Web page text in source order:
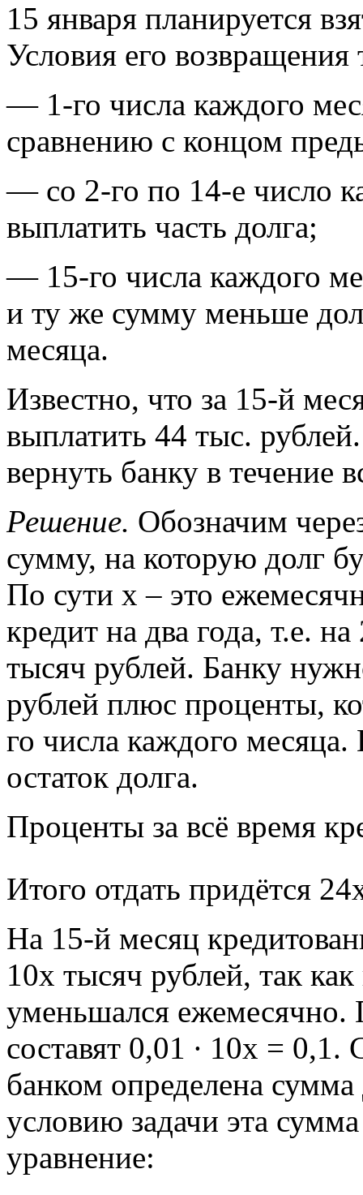
15 января планируется
Условия его возвращения
— 1-го числа каждого
сравнению с концом
— со 2-го по 14-е число
выплатить часть долга;
— 15-го числа каждого
и ту же сумму меньше
месяца.
Известно, что за 15-й
выплатить 44 тыс.
вернуть банку в течение
Решение. Обозначим
сумму, на которую долг
По сути х – это
кредит на два года, т.е.
тысяч рублей. Банку
рублей плюс проценты,
го числа каждого
остаток долга.
Проценты за всё время
Итого отдать придётся
На 15-й месяц
10х тысяч рублей, так
уменьшался ежемесячно.
составят 0,01 ∙ 10х = 0,1.
банком определена
условию задачи эта
уравнение: